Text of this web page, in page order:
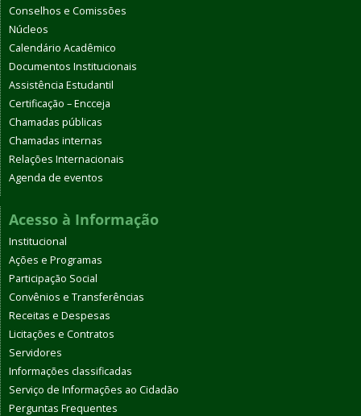
Conselhos e Comissões
Núcleos
Calendário Acadêmico
Documentos Institucionais
Assistência Estudantil
Certificação – Encceja
Chamadas públicas
Chamadas internas
Relações Internacionais
Agenda de eventos
Acesso à Informação
Institucional
Ações e Programas
Participação Social
Convênios e Transferências
Receitas e Despesas
Licitações e Contratos
Servidores
Informações classificadas
Serviço de Informações ao Cidadão
Perguntas Frequentes